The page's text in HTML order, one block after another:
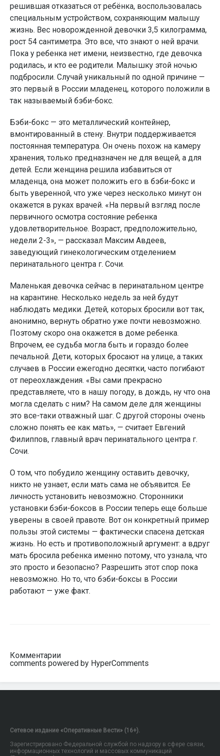
решившая отказаться от ребёнка, воспользовалась
специальным устройством, сохраняющим малышу
жизнь. Вес новорожденной девочки 3,5 килограмма,
рост 54 сантиметра. Это все, что знают о ней врачи.
Пока у ребенка нет имени, неизвестно, где девочка
родилась, и кто ее родители. Малышку этой ночью
подбросили. Случай уникальный по одной причине —
это первый в России младенец, которого положили в
так называемый бэби-бокс.
Бэби-бокс — это металлический контейнер,
вмонтированный в стену. Внутри поддерживается
постоянная температура. Он очень похож на камеру
хранения, только предназначен не для вещей, а для
детей. Если женщина решила избавиться от
младенца, она может положить его в бэби-бокс и
быть уверенной, что уже через несколько минут он
окажется в руках врачей. «На первый взгляд после
первичного осмотра состояние ребенка
удовлетворительное. Возраст, предположительно,
недели 2-3», — рассказал Максим Авдеев,
заведующий гинекологическим отделением
перинатального центра г. Сочи.
Маленькая девочка сейчас в перинатальном центре
на карантине. Несколько недель за ней будут
наблюдать медики. Детей, которых бросили вот так,
анонимно, вернуть обратно уже почти невозможно.
Поэтому скоро она окажется в доме ребенка.
Впрочем, ее судьба могла быть и гораздо более
печальной. Дети, которых бросают на улице, а таких
случаев в России ежегодно десятки, часто погибают
от переохлаждения. «Вы сами прекрасно
представляете, что в нашу погоду, в дождь, ну что она
могла сделать с ним? На самом деле для женщины
это все-таки отважный шаг. С другой стороны очень
сложно понять ее как мать», — считает Евгений
Филиппов, главный врач перинатального центра г.
Сочи.
О том, что побудило женщину оставить девочку,
никто не узнает, если мать сама не объявится. Ее
личность установить невозможно. Сторонники
установки бэби-боксов в России теперь еще больше
уверены в своей правоте. Вот он конкретный пример
пользы этой системы — фактически спасена детская
жизнь. Но есть и противоположный аргумент: а вдруг
мать бросила ребенка именно потому, что узнала, что
это просто и безопасно? Разрешить этот спор пока
невозможно. Но то, что бэби-боксы в России
работают — уже факт.
Комментарии
comments powered by HyperComments
Сетевое издание «Оперативные Вести» (16+).
Зарегистрировано Федеральной службой по надзору в сфере связи,
информационных технологий и массовых коммуникаций